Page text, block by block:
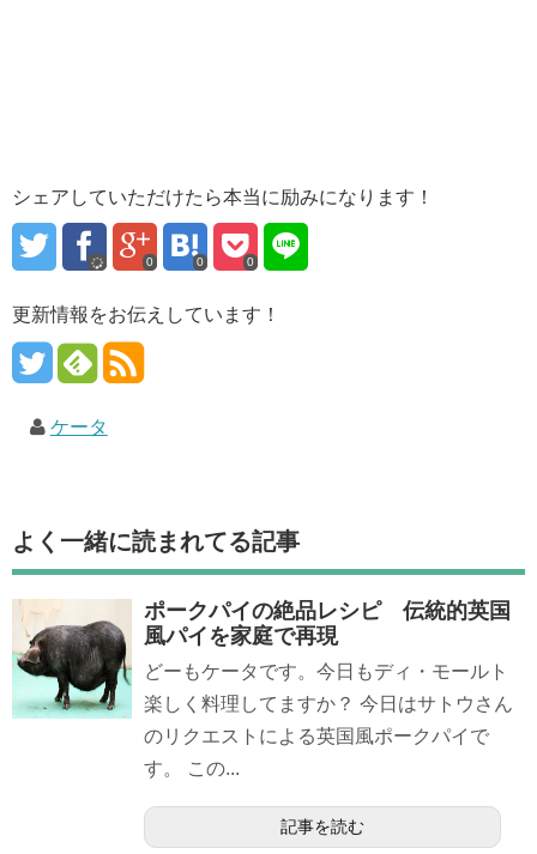
シェアしていただけたら本当に励みになります！
0 0 0
更新情報をお伝えしています！
ケータ
よく一緒に読まれてる記事
ポークパイの絶品レシピ 伝統的英国
風パイを家庭で再現
どーもケータです。今日もディ・モールト
楽しく料理してますか？ 今日はサトウさん
のリクエストによる英国風ポークパイで
す。 この...
記事を読む